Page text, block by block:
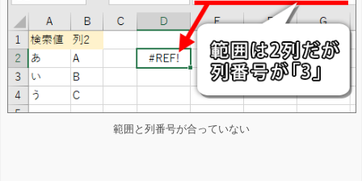
範囲と列番号が合っていない